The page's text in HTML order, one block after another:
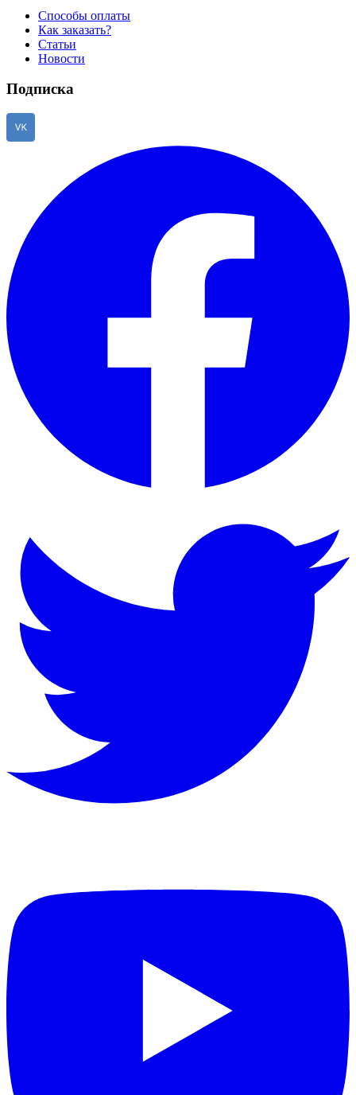
Способы оплаты
Как заказать?
Статьи
Новости
Подписка